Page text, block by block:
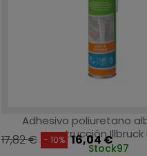
Adhesivo poliuretano
construcción Illbruck
17,82 € - 10% 16,04 €
Stock97